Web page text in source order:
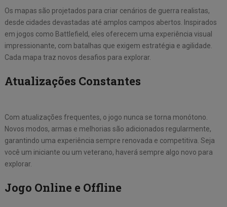
Os mapas são projetados para criar cenários de guerra realistas,
desde cidades devastadas até amplos campos abertos. Inspirados
em jogos como Battlefield, eles oferecem uma experiência visual
impressionante, com batalhas que exigem estratégia e agilidade.
Cada mapa traz novos desafios para explorar.
Atualizações Constantes
Com atualizações frequentes, o jogo nunca se torna monótono.
Novos modos, armas e melhorias são adicionados regularmente,
garantindo uma experiência sempre renovada e competitiva. Seja
você um iniciante ou um veterano, haverá sempre algo novo para
explorar.
Jogo Online e Offline